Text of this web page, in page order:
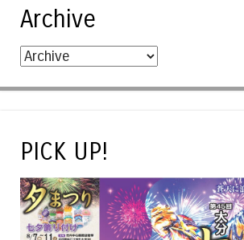
Archive
PICK UP!